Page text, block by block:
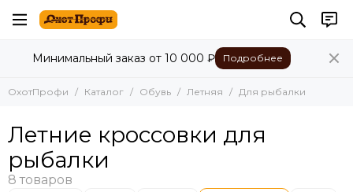
Обувь
Все товары
Сапоги для охоты, рыбалки
Минимальный заказ от 10 000 ₽ Подробнее
ОхотПрофи Каталог Обувь Летняя Для рыбалки
Летние кроссовки для
рыбалки